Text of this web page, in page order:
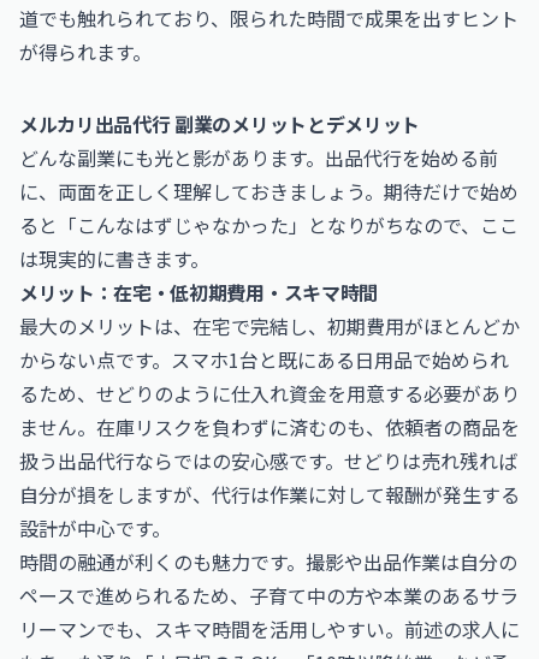
道でも触れられており、限られた時間で成果を出すヒント
が得られます。
メルカリ出品代行 副業のメリットとデメリット
どんな副業にも光と影があります。出品代行を始める前
に、両面を正しく理解しておきましょう。期待だけで始め
ると「こんなはずじゃなかった」となりがちなので、ここ
は現実的に書きます。
メリット：在宅・低初期費用・スキマ時間
最大のメリットは、在宅で完結し、初期費用がほとんどか
からない点です。スマホ1台と既にある日用品で始められ
るため、せどりのように仕入れ資金を用意する必要があり
ません。在庫リスクを負わずに済むのも、依頼者の商品を
扱う出品代行ならではの安心感です。せどりは売れ残れば
自分が損をしますが、代行は作業に対して報酬が発生する
設計が中心です。
時間の融通が利くのも魅力です。撮影や出品作業は自分の
ペースで進められるため、子育て中の方や本業のあるサラ
リーマンでも、スキマ時間を活用しやすい。前述の求人に